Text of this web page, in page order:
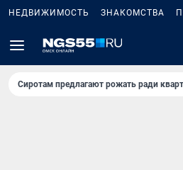
НЕДВИЖИМОСТЬ ЗНАКОМСТВА
Сиротам предлагают рожать ради